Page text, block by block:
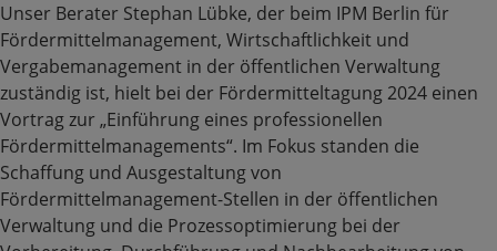
Unser Berater Stephan Lübke, der beim IPM Berlin für
Fördermittelmanagement, Wirtschaftlichkeit und
Vergabemanagement in der öffentlichen Verwaltung
zuständig ist, hielt bei der Fördermitteltagung 2024 einen
Vortrag zur „Einführung eines professionellen
Fördermittelmanagements“. Im Fokus standen die
Schaffung und Ausgestaltung von
Fördermittelmanagement-Stellen in der öffentlichen
Verwaltung und die Prozessoptimierung bei der